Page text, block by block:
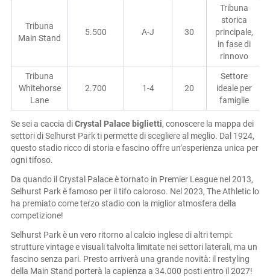
Tribuna
Main Stand
5.500 A-J 30
Tribuna
storica
principale,
in fase di
rinnovo
Tribuna
Whitehorse
Lane
2.700 1-4 20
Settore
ideale per
famiglie
Se sei a caccia diCrystal Palace biglietti, conoscere la mappa dei
settori di Selhurst Park ti permette di scegliere al meglio. Dal 1924,
questo stadio ricco di storia e fascino offre un’esperienza unica per
ogni tifoso.
Da quando il Crystal Palace è tornato in Premier League nel 2013,
Selhurst Park è famoso per il tifo caloroso. Nel 2023, The Athletic lo
ha premiato come terzo stadio con la miglior atmosfera della
competizione!
Selhurst Park è un vero ritorno al calcio inglese di altri tempi:
strutture vintage e visuali talvolta limitate nei settori laterali, ma un
fascino senza pari. Presto arriverà una grande novità: il restyling
della Main Stand porterà la capienza a 34.000 posti entro il 2027!